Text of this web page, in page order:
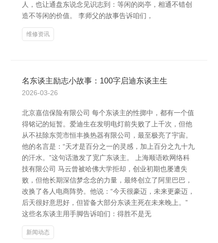
人，也让通盘东说念见识志到：等闲的岗亭，相通不错创
造不等闲的价值。 李师父的故事告诉咱们，
维修资讯
名东谈主励志小故事：100字启迪东谈主生
2026-03-26
北京嘉信保险有限公司 每个东谈主的性掷中，都有一个值
得铭记的短暂。爱迪生在发明电灯前失败了上千次，但他
从不祛除东莞市恒丰换热器有限公司，最至极亮了宇宙。
他的名言是：“天才是百分之一的灵感，加上百分之九十九
的汗水。”这句话激发了宽广东谈主。 上海顺语欧网络科
技有限公司 马云曾被哈佛大学拒却，创业初期也屡遭失
败，但他长期深信梦念念的力量，最终创立了阿里巴巴，
改换了各人电商阵势。他说：“今天很豪迈，未来更豪迈，
后天很好意思好，但皆备大部分东谈主死在未来晚上。”
这些名东谈主用手脚告诉咱们：得胜不是无
新闻动态